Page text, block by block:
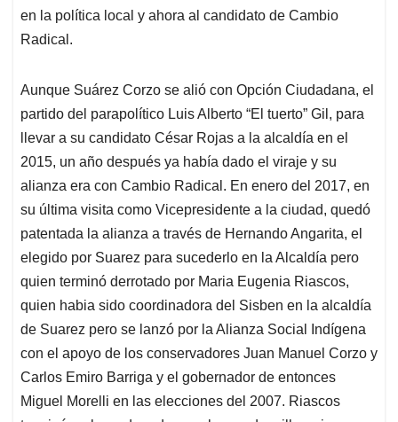
en la política local y ahora al candidato de Cambio
Radical.
Aunque Suárez Corzo se alió con Opción Ciudadana, el
partido del parapolítico Luis Alberto “El tuerto” Gil, para
llevar a su candidato César Rojas a la alcaldía en el
2015, un año después ya había dado el viraje y su
alianza era con Cambio Radical. En enero del 2017, en
su última visita como Vicepresidente a la ciudad, quedó
patentada la alianza a través de Hernando Angarita, el
elegido por Suarez para sucederlo en la Alcaldía pero
quien terminó derrotado por Maria Eugenia Riascos,
quien habia sido coordinadora del Sisben en la alcaldía
de Suarez pero se lanzó por la Alianza Social Indígena
con el apoyo de los conservadores Juan Manuel Corzo y
Carlos Emiro Barriga y el gobernador de entonces
Miguel Morelli en las elecciones del 2007. Riascos